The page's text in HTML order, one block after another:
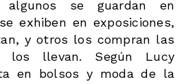
algunos se guardan en
exhiben en exposiciones,
y otros los compran las
los llevan. Según Lucy
en bolsos y moda de la